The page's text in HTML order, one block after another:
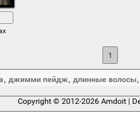
1
, джимми пейдж, длинные волосы,
Copyright © 2012-2026 Amdoit |